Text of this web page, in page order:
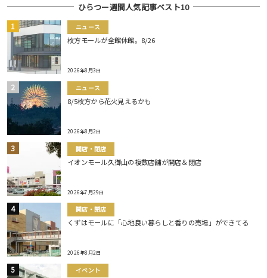
ひらつー週間人気記事ベスト10
ニュース
枚方モールが全館休館。8/26
2026年8月3日
ニュース
8/5枚方から花火見えるかも
2026年8月2日
開店・閉店
イオンモール久御山の複数店舗が開店＆閉店
2026年7月29日
開店・閉店
くずはモールに「心地良い暮らしと香りの売場」ができてる
2026年8月2日
イベント